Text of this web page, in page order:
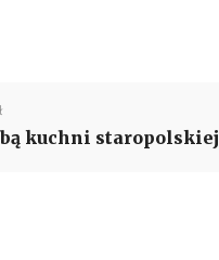
kuchni staropolskiej